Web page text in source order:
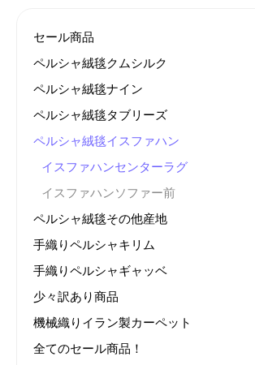
セール商品
ペルシャ絨毯クムシルク
ペルシャ絨毯ナイン
ペルシャ絨毯タブリーズ
ペルシャ絨毯イスファハン
イスファハンセンターラグ
イスファハンソファー前
ペルシャ絨毯その他産地
手織りペルシャキリム
手織りペルシャギャッベ
少々訳あり商品
機械織りイラン製カーペット
全てのセール商品！